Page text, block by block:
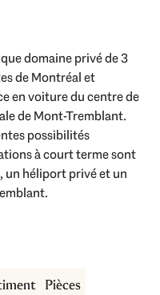
domaine privé de 3
de Montréal et
en voiture du centre de
de Mont-Tremblant.
possibilités
à court terme sont
un héliport privé et un
Pièces